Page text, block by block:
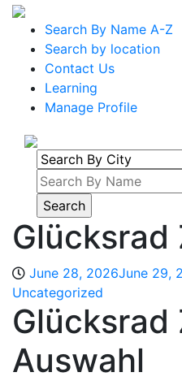
Search By Name A-Z
Search by location
Contact Us
Learning
Manage Profile
Glücksrad
June 28, 2026June 29,
Uncategorized
Glücksrad
Auswahl